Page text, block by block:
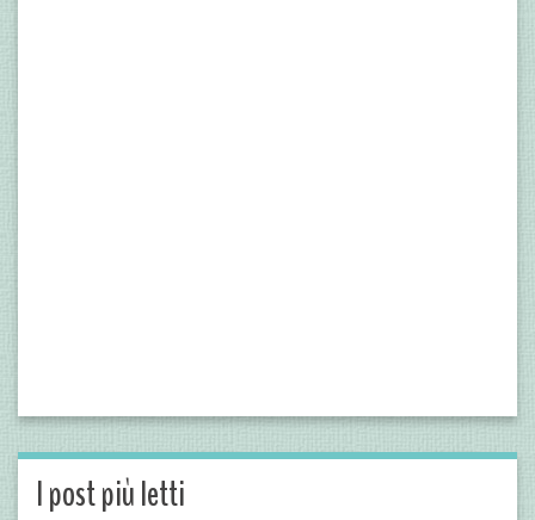
I post più letti